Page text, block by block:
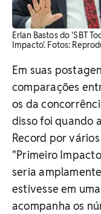
Erlan Bastos do 'SBT
Impacto'. Fotos:
Em suas
comparações
os da
disso foi quando
Record por
"Primeiro
seria
estivesse em
acompanha os